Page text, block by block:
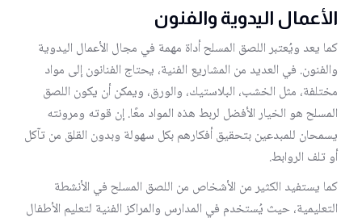
الأعمال اليدوية والفنون
كما يعد ويُعتبر اللصق المسلح أداة مهمة في مجال الأعمال اليدوية
والفنون. في العديد من المشاريع الفنية، يحتاج الفنانون إلى مواد
مختلفة، مثل الخشب، البلاستيك، والورق، ويمكن أن يكون اللصق
المسلح هو الخيار الأفضل لربط هذه المواد معًا. إن قوته ومرونته
يسمحان للمبدعين بتحقيق أفكارهم بكل سهولة وبدون القلق من تآكل
أو تلف الروابط.
كما يستفيد الكثير من الأشخاص من اللصق المسلح في الأنشطة
التعليمية، حيث يُستخدم في المدارس والمراكز الفنية لتعليم الأطفال